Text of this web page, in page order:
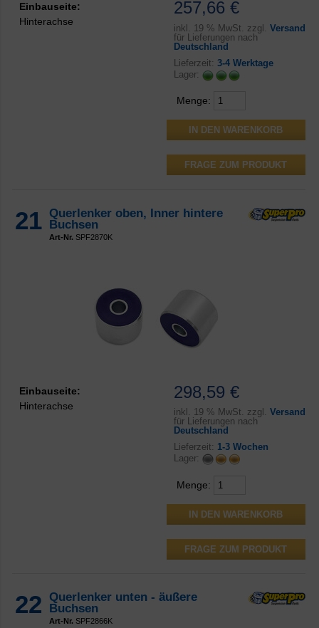
257,66 €
inkl. 19 % MwSt. zzgl. Versand
für Lieferungen nach
Deutschland
Lieferzeit: 3-4 Werktage
Lager:
Menge:
FRAGE ZUM PRODUKT
Einbauseite:
Hinterachse
21 Querlenker oben, Inner hintere
Buchsen
Art-Nr. SPF2870K
298,59 €
inkl. 19 % MwSt. zzgl. Versand
für Lieferungen nach
Deutschland
Lieferzeit: 1-3 Wochen
Lager:
Menge:
FRAGE ZUM PRODUKT
Einbauseite:
Hinterachse
22
Querlenker unten - äußere
Buchsen
Art-Nr. SPF2866K